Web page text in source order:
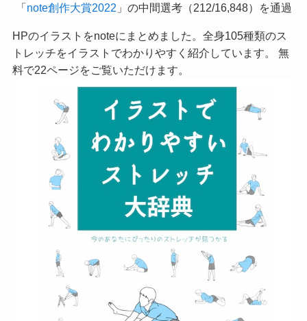
「note創作大賞2022 」の中間選考（212/16,848）を通過
HPのイラストをnoteにまとめました。全身105種類のス
トレッチをイラストでわかりやすく紹介しています。 無
料で22ページをご覧いただけます。